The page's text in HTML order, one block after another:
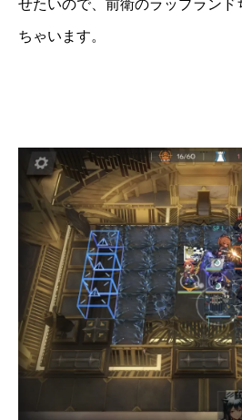
せたいので、前衛のラップランド
ちゃいます。